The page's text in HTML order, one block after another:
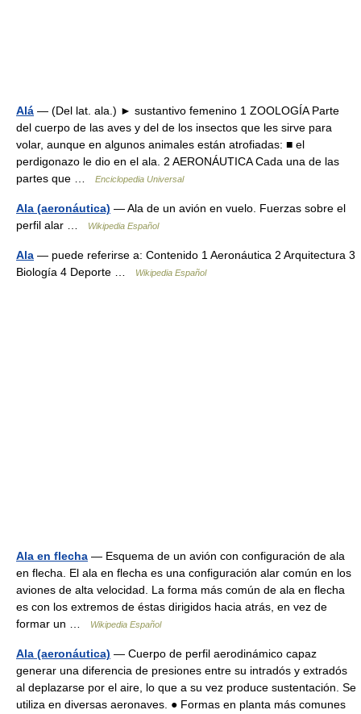
Alá — (Del lat. ala.) ► sustantivo femenino 1 ZOOLOGÍA Parte
del cuerpo de las aves y del de los insectos que les sirve para
volar, aunque en algunos animales están atrofiadas: ■ el
perdigonazo le dio en el ala. 2 AERONÁUTICA Cada una de las
partes que …
Enciclopedia Universal
Ala (aeronáutica) — Ala de un avión en vuelo. Fuerzas sobre el
perfil alar …
Wikipedia Español
Ala — puede referirse a: Contenido 1 Aeronáutica 2 Arquitectura 3
Biología 4 Deporte …
Wikipedia Español
Ala en flecha — Esquema de un avión con configuración de ala
en flecha. El ala en flecha es una configuración alar común en los
aviones de alta velocidad. La forma más común de ala en flecha
es con los extremos de éstas dirigidos hacia atrás, en vez de
formar un …
Wikipedia Español
Ala (aeronáutica) — Cuerpo de perfil aerodinámico capaz
generar una diferencia de presiones entre su intradós y extradós
al deplazarse por el aire, lo que a su vez produce sustentación. Se
utiliza en diversas aeronaves. ● Formas en planta más comunes